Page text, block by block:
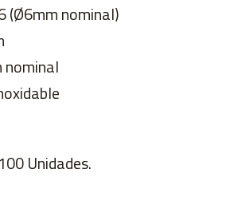
(Ø6mm nominal)
nominal
Unidades.